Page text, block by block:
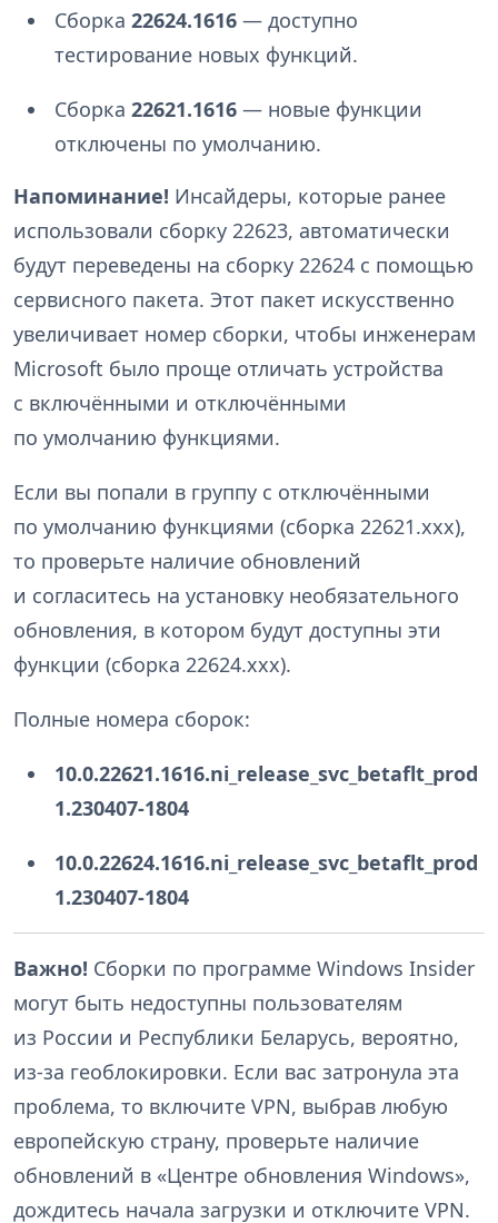
Сборка 22624.1616— доступно
тестирование новых функций.
Сборка 22621.1616— новые функции
отключены по умолчанию.
Напоминание! Инсайдеры, которые ранее
использовали сборку 22623, автоматически
будут переведены на сборку 22624 с помощью
сервисного пакета. Этот пакет искусственно
увеличивает номер сборки, чтобы инженерам
Microsoft было проще отличать устройства
с включёнными и отключёнными
по умолчанию функциями.
Если вы попали в группу с отключёнными
по умолчанию функциями (сборка 22621.xxx),
то проверьте наличие обновлений
и согласитесь на установку необязательного
обновления, в котором будут доступны эти
функции (сборка 22624.xxx).
Полные номера сборок:
10.0.22621.1616.ni_release_svc_betaflt_prod
1.230407-1804
10.0.22624.1616.ni_release_svc_betaflt_prod
1.230407-1804
Важно! Сборки по программе Windows Insider
могут быть недоступны пользователям
из России и Республики Беларусь, вероятно,
из-за геоблокировки. Если вас затронула эта
проблема, то включите VPN, выбрав любую
европейскую страну, проверьте наличие
обновлений в «Центре обновления Windows»,
дождитесь начала загрузки и отключите VPN.